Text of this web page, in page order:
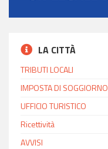
LA CITTÀ
TRIBUTI LOCALI
IMPOSTA DI SOGGIORNO
UFFICIO TURISTICO
Ricettività
AVVISI